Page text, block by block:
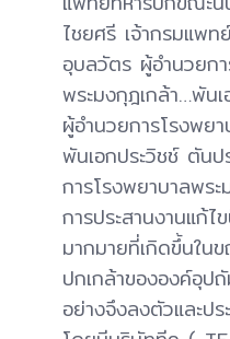
ไชยศรี เจ้ากรมแพ
อุบลวัตร ผู้อำนวยก
พระมงกุฎเกล้า…พัน
ผู้อำนวยการโรงพย
พันเอกประวิชช์ ตันป
การโรงพยาบาลพร
การประสานงานแก้
มากมายที่เกิดขึ้นใน
ปกเกล้าขององค์อุ
อย่างจึงลงตัวและป